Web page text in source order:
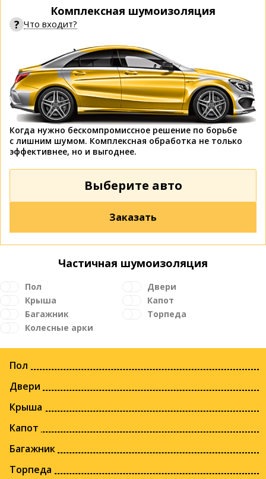
Комплексная шумоизоляция
? Что входит?
Когда нужно бескомпромиссное решение по борьбе
с лишним шумом. Комплексная обработка не только
эффективнее, но и выгоднее.
Выберите авто
Заказать
Частичная шумоизоляция
Пол
Двери
Крыша
Капот
Багажник
Торпеда
Колесные арки
Пол
Двери
Крыша
Капот
Багажник
Торпеда